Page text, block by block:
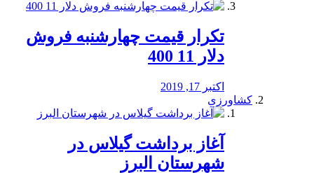
تکرار قیمت چهارشنبه فروش
دلار 11 400
اکتبر 17, 2019
کشاورزی
آغاز برداشت گیلاس در
شهرستان البرز